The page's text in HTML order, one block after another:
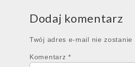
Dodaj komentarz
Twój adres e-mail nie zostanie
Komentarz *